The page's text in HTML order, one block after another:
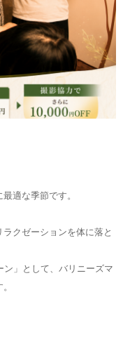
適な季節です。
クゼーションを体に落と
」として、バリニーズマ